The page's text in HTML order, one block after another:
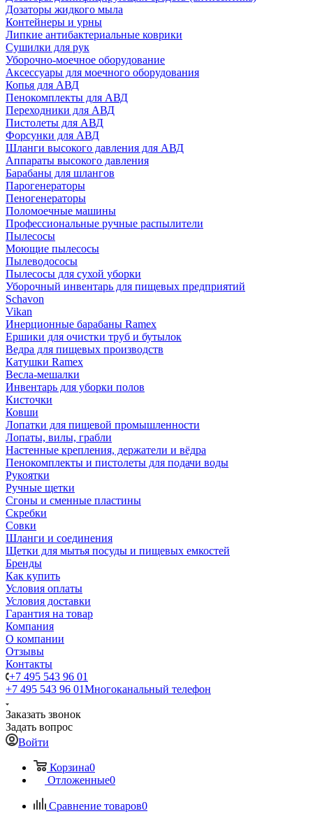
Дозаторы жидкого мыла
Контейнеры и урны
Липкие антибактериальные коврики
Сушилки для рук
Уборочно-моечное оборудование
Аксессуары для моечного оборудования
Копья для АВД
Пенокомплекты для АВД
Переходники для АВД
Пистолеты для АВД
Форсунки для АВД
Шланги высокого давления для АВД
Аппараты высокого давления
Барабаны для шлангов
Парогенераторы
Пеногенераторы
Поломоечные машины
Профессиональные ручные распылители
Пылесосы
Моющие пылесосы
Пылеводососы
Пылесосы для сухой уборки
Уборочный инвентарь для пищевых предприятий
Schavon
Vikan
Инерционные барабаны Ramex
Ершики для очистки труб и бутылок
Ведра для пищевых производств
Катушки Ramex
Весла-мешалки
Инвентарь для уборки полов
Кисточки
Ковши
Лопатки для пищевой промышленности
Лопаты, вилы, грабли
Настенные крепления, держатели и вёдра
Пенокомплекты и пистолеты для подачи воды
Рукоятки
Ручные щетки
Сгоны и сменные пластины
Скребки
Совки
Шланги и соединения
Щетки для мытья посуды и пищевых емкостей
Бренды
Как купить
Условия оплаты
Условия доставки
Гарантия на товар
Компания
О компании
Отзывы
Контакты
+7 495 543 96 01
+7 495 543 96 01Многоканальный телефон
Заказать звонок
Задать вопрос
Войти
Корзина0
Отложенные0
Сравнение товаров0